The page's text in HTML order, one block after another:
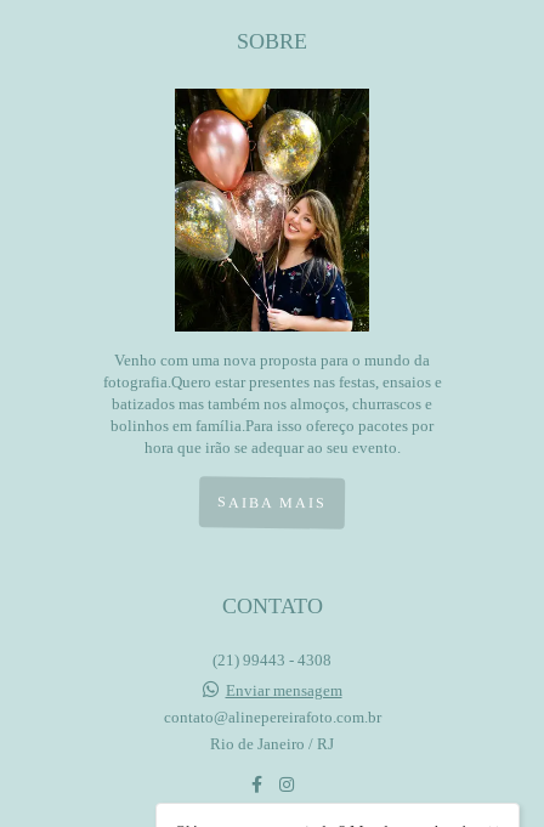
SOBRE
Venho com uma nova proposta para o mundo da
fotografia.Quero estar presentes nas festas, ensaios e
batizados mas também nos almoços, churrascos e
bolinhos em família.Para isso ofereço pacotes por
hora que irão se adequar ao seu evento.
SAIBA MAIS
CONTATO
(21) 99443 - 4308
Enviar mensagem
contato@alinepereirafoto.com.br
Rio de Janeiro / RJ